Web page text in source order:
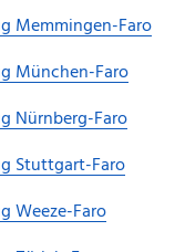
Memmingen-Faro
München-Faro
Nürnberg-Faro
Stuttgart-Faro
Weeze-Faro